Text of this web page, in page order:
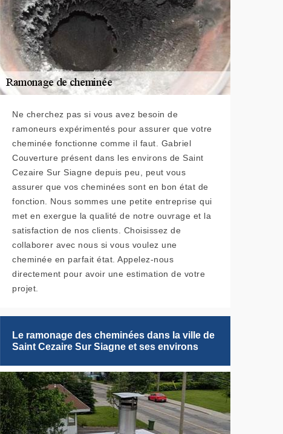
Ne cherchez pas si vous avez besoin de
ramoneurs expérimentés pour assurer que votre
cheminée fonctionne comme il faut. Gabriel
Couverture présent dans les environs de Saint
Cezaire Sur Siagne depuis peu, peut vous
assurer que vos cheminées sont en bon état de
fonction. Nous sommes une petite entreprise qui
met en exergue la qualité de notre ouvrage et la
satisfaction de nos clients. Choisissez de
collaborer avec nous si vous voulez une
cheminée en parfait état. Appelez-nous
directement pour avoir une estimation de votre
projet.
Le ramonage des cheminées dans la ville de
Saint Cezaire Sur Siagne et ses environs